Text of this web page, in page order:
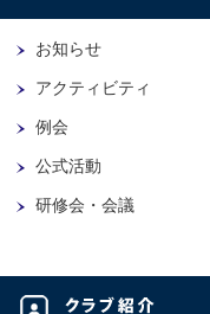
お知らせ
アクティビティ
例会
公式活動
研修会・会議